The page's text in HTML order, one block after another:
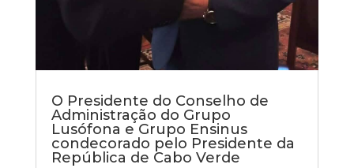
O Presidente do Conselho de
Administração do Grupo
Lusófona e Grupo Ensinus
condecorado pelo Presidente da
República de Cabo Verde